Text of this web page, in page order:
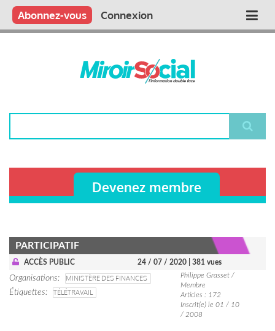
Aller
contenu
Main
Qui sommes nous ?
Vous publiez
Nous publions
Contactez-nous
Abonnez-vous Connexion
Devenez membre
PARTICIPATIF
ACCÈS PUBLIC 24 / 07 / 2020 | 381 vues
Organisations
MINISTÈRE DES FINANCES
Étiquettes
TÉLÉTRAVAIL
Philippe Grasset /
Membre
Articles : 172
Inscrit(e) le 01 / 10
/ 2008